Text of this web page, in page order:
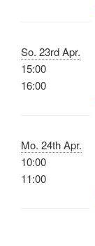
So. 23rd Apr.
15:00
16:00
Mo. 24th Apr.
10:00
11:00